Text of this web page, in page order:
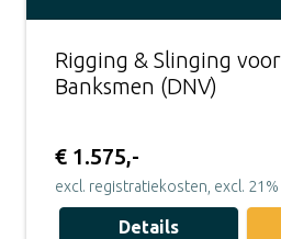
Rigging & Slinging
Banksmen (DNV)
€ 1.575,-
excl. registratiekosten, excl. 21%
Details